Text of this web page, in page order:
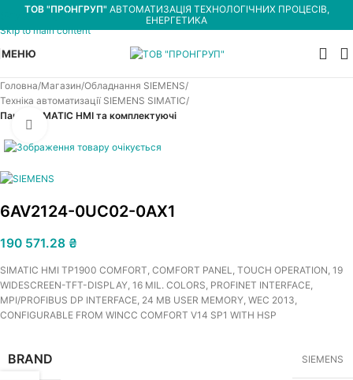
Skip to navigation
Skip to main content
ТОВ "ПРОНГРУП" АВТОМАТИЗАЦІЯ ТЕХНОЛОГІЧНИХ ПРОЦЕСІВ,
ЕНЕРГЕТИКА
МЕНЮ
Головна Магазин Обладнання SIEMENS
Техніка автоматизації SIEMENS SIMATIC
Панелі SIMATIC HMI та комплектуючі
6AV2124-0UC02-0AX1
190 571.28 ₴
SIMATIC HMI TP1900 COMFORT, COMFORT PANEL, TOUCH OPERATION, 19
WIDESCREEN-TFT-DISPLAY, 16 MIL. COLORS, PROFINET INTERFACE,
MPI/PROFIBUS DP INTERFACE, 24 MB USER MEMORY, WEC 2013,
CONFIGURABLE FROM WINCC COMFORT V14 SP1 WITH HSP
BRAND SIEMENS